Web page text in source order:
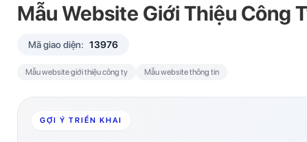
Mẫu Website Giới Thiệu Công
Mã giao diện: 13976
Mẫu website giới thiệu công ty Mẫu website thông tin
GỢI Ý TRIỂN KHAI